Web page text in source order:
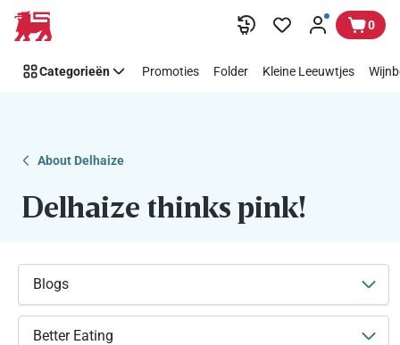
Overslaan
Makkelijk
Think
steunen
0
Categorieën Promoties Folder Kleine Leeuwtjes
About Delhaize
Delhaize thinks pink!
Blogs
Better Eating